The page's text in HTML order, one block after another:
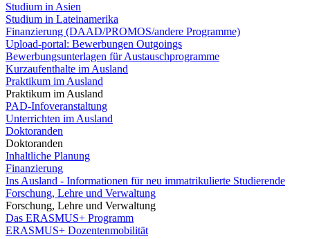
Studium in Asien
Studium in Lateinamerika
Finanzierung (DAAD/PROMOS/andere Programme)
Upload-portal: Bewerbungen Outgoings
Bewerbungsunterlagen für Austauschprogramme
Kurzaufenthalte im Ausland
Praktikum im Ausland
Praktikum im Ausland
PAD-Infoveranstaltung
Unterrichten im Ausland
Doktoranden
Doktoranden
Inhaltliche Planung
Finanzierung
Ins Ausland - Informationen für neu immatrikulierte Studierende
Forschung, Lehre und Verwaltung
Forschung, Lehre und Verwaltung
Das ERASMUS+ Programm
ERASMUS+ Dozentenmobilität